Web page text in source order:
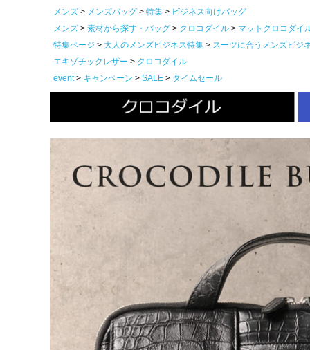
メンズ
メンズバッグ 特集
ビジネス向けバッグ
メンズ
素材から探す・バッグ クロコダイル
マットクロコダイ
特集ページ
大人のメンズビジネス特集
スーツに合うメンズビジ
エキゾチックレザー
クロコダイル
event
キャンペーン SALE タイムセール